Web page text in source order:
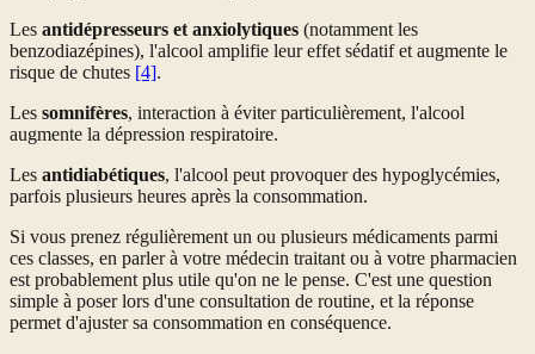
Les antidépresseurs et anxiolytiques (notamment les
benzodiazépines), l'alcool amplifie leur effet sédatif et augmente le
risque de chutes [4].
Les somnifères, interaction à éviter particulièrement, l'alcool
augmente la dépression respiratoire.
Les antidiabétiques, l'alcool peut provoquer des hypoglycémies,
parfois plusieurs heures après la consommation.
Si vous prenez régulièrement un ou plusieurs médicaments parmi
ces classes, en parler à votre médecin traitant ou à votre pharmacien
est probablement plus utile qu'on ne le pense. C'est une question
simple à poser lors d'une consultation de routine, et la réponse
permet d'ajuster sa consommation en conséquence.